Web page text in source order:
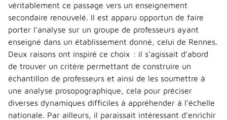
véritablement ce passage vers un enseignement
secondaire renouvelé. Il est apparu opportun de faire
porter l’analyse sur un groupe de professeurs ayant
enseigné dans un établissement donné, celui de Rennes.
Deux raisons ont inspiré ce choix : il s’agissait d’abord
de trouver un critère permettant de construire un
échantillon de professeurs et ainsi de les soumettre à
une analyse prosopographique, cela pour préciser
diverses dynamiques difficiles à appréhender à l’échelle
nationale. Par ailleurs, il paraissait intéressant d’enrichir